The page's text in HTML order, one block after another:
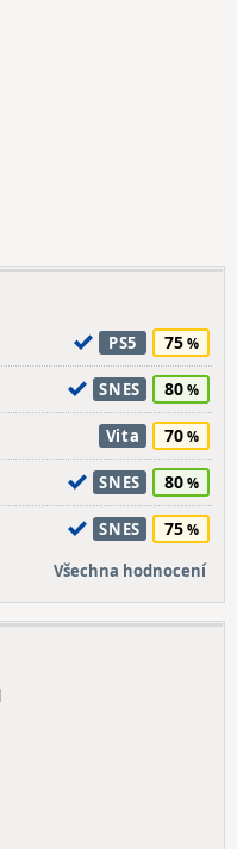
PS5 75
SNES 80
Vita 70
SNES 80
SNES 75
Všechna hodnocení